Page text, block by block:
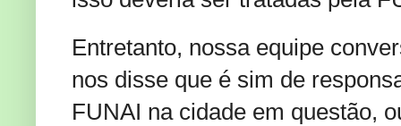
Entretanto, nossa equipe
nos disse que é sim de
FUNAI na cidade em questão,